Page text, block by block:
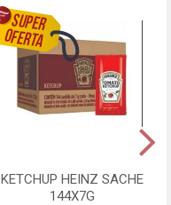
KETCHUP HEINZ SACHE
144X7G